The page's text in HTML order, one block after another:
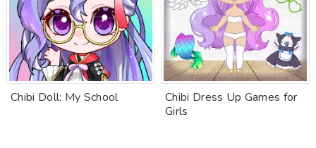
Chibi Doll: My School
Chibi Dress Up Games for
Girls